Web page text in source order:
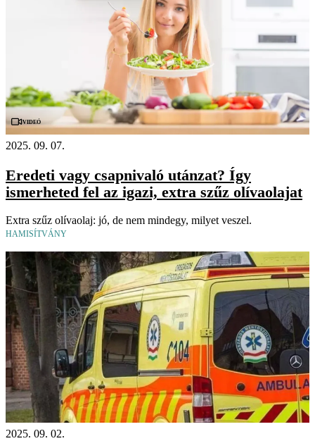
Videó
2025. 09. 07.
Eredeti vagy csapnivaló utánzat? Így
ismerheted fel az igazi, extra szűz olívaolajat
Extra szűz olívaolaj: jó, de nem mindegy, milyet veszel.
HAMISÍTVÁNY
2025. 09. 02.